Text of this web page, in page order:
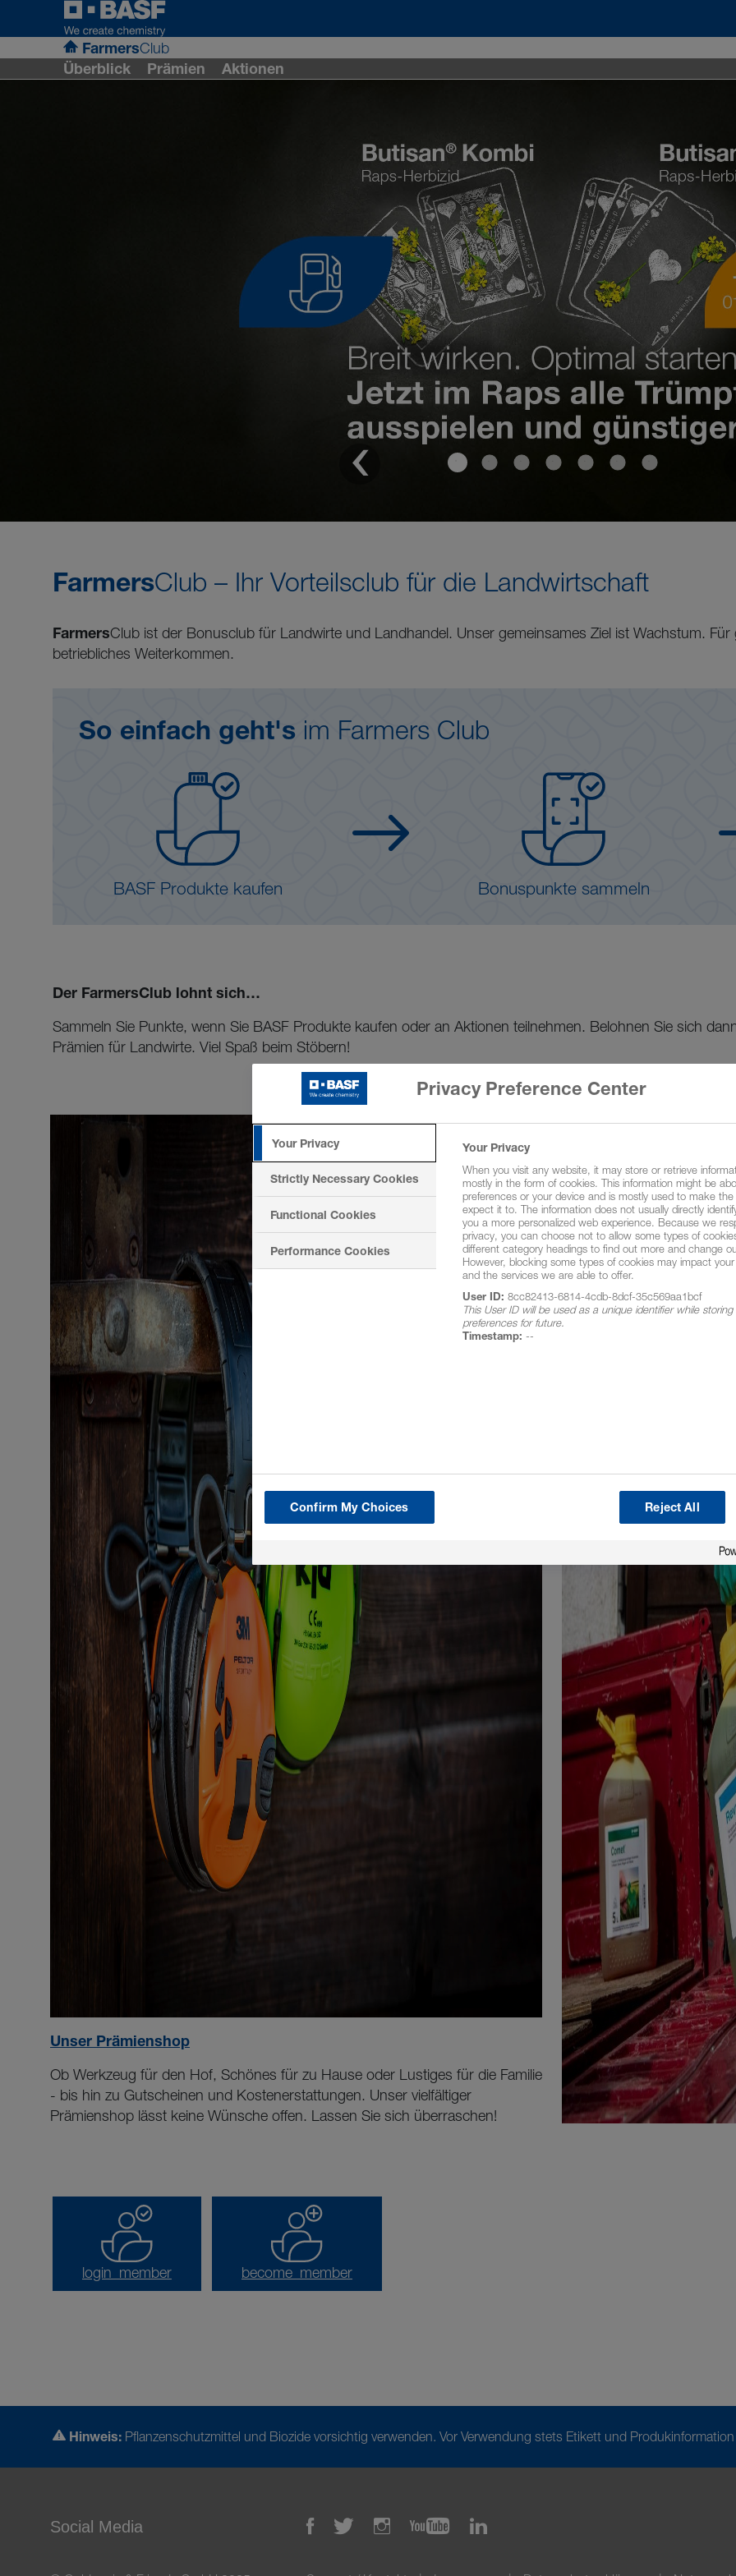
FarmersClub
Überblick Prämien Aktionen
FarmersClub – Ihr Vorteilsclub für die Landwirtschaft
FarmersClub ist der Bonusclub für Landwirte und Landhandel. Unser gemeinsames Ziel ist Wachstum.
betriebliches Weiterkommen.
So einfach geht's im Farmers Club
BASF Produkte kaufen Bonuspunkte sammeln
Der FarmersClub lohnt sich…
Sammeln Sie Punkte, wenn Sie BASF Produkte kaufen oder an Aktionen teilnehmen. Belohnen Sie sich
Prämien für Landwirte. Viel Spaß beim Stöbern!
Unser Prämienshop
Ob Werkzeug für den Hof, Schönes für zu Hause oder Lustiges für die Familie
- bis hin zu Gutscheinen und Kostenerstattungen. Unser vielfältiger
Prämienshop lässt keine Wünsche offen. Lassen Sie sich überraschen!
Aktuelle Aktionen
Sichern Sie sich viele
wenn Sie unsere Produkte
login_member become_member
Hinweis: Pflanzenschutzmittel und Biozide vorsichtig verwenden. Vor Verwendung stets Etikett und
Social Media
Privacy Preference Center
Your Privacy
Strictly Necessary Cookies
Functional Cookies
Performance Cookies
Your Privacy
When you visit any website, it may store or retrieve
mostly in the form of cookies. This information might be
preferences or your device and is mostly used to make
expect it to. The information does not usually directly
you a more personalized web experience. Because we
privacy, you can choose not to allow some types of
different category headings to find out more and change
However, blocking some types of cookies may impact
and the services we are able to offer.
User ID: 8cc82413-6814-4cdb-8dcf-35c569aa1bcf
This User ID will be used as a unique identifier while
preferences for future.
Timestamp: --
Confirm My Choices Reject All